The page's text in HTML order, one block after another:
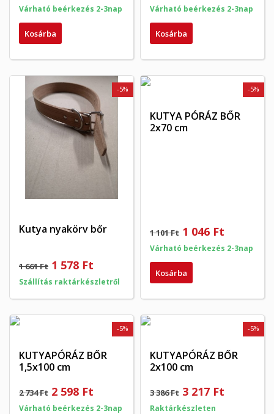
Várható beérkezés 2-3nap
Kosárba
Várható beérkezés 2-3nap
Kosárba
Kutya nyakörv bőr
1 661 Ft
-5%
1 578 Ft
Szállítás raktárkészletről
KUTYA PÓRÁZ BŐR
2x70 cm
1 101 Ft
-5%
1 046 Ft
Várható beérkezés 2-3nap
Kosárba
KUTYAPÓRÁZ BŐR
1,5x100 cm
2 734 Ft
-5%
2 598 Ft
Várható beérkezés 2-3nap
KUTYAPÓRÁZ BŐR
2x100 cm
3 386 Ft
-5%
3 217 Ft
Raktárkészleten